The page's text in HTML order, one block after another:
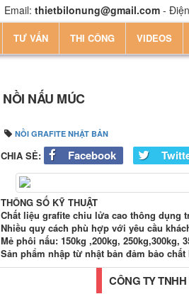
Email: thietbilonung@gmail.com-
TƯ VẤN THI CÔNG VIDEOS
NỒI NẤU MÚC
NỒI GRAFITE NHẬT BẢN
CHIA SẺ: Facebook
THÔNG SỐ KỸ THUẬT
Chất liệu grafite chiu lửa cao thông
Nhiều quy cách phù hợp với yêu cầu
Mẻ phôi nấu: 150kg ,200kg, 250kg,300kg,
Sản phẩm nhập từ nhật bản đảm bảo
CÔNG TY